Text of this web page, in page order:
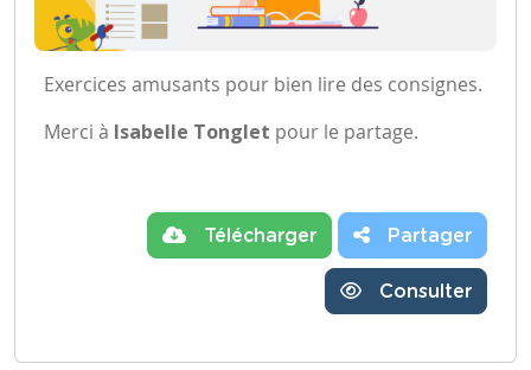
Exercices amusants pour bien lire des consignes.
Merci à Isabelle Tonglet pour le partage.
Télécharger Partager
Consulter